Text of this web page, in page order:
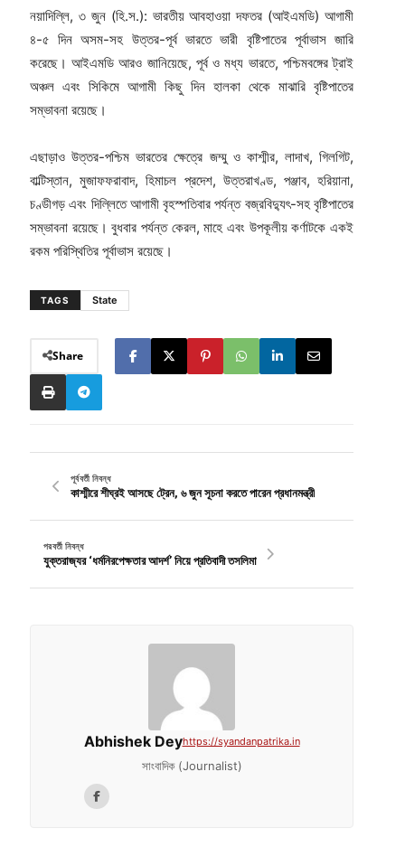
নয়াদিল্লি, ৩ জুন (হি.স.): ভারতীয় আবহাওয়া দফতর (আইএমডি) আগামী
৪-৫ দিন অসম-সহ উত্তর-পূর্ব ভারতে ভারী বৃষ্টিপাতের পূর্বাভাস জারি
করেছে। আইএমডি আরও জানিয়েছে, পূর্ব ও মধ্য ভারতে, পশ্চিমবঙ্গের ট্রাই
অঞ্চল এবং সিকিমে আগামী কিছু দিন হালকা থেকে মাঝারি বৃষ্টিপাতের
সম্ভাবনা রয়েছে।
এছাড়াও উত্তর-পশ্চিম ভারতের ক্ষেত্রে জম্মু ও কাশ্মীর, লাদাখ, গিলগিট,
বাল্টিস্তান, মুজাফফরাবাদ, হিমাচল প্রদেশ, উত্তরাখণ্ড, পঞ্জাব, হরিয়ানা,
চণ্ডীগড় এবং দিল্লিতে আগামী বৃহস্পতিবার পর্যন্ত বজ্রবিদ্যুৎ-সহ বৃষ্টিপাতের
সম্ভাবনা রয়েছে। বুধবার পর্যন্ত কেরল, মাহে এবং উপকূলীয় কর্ণাটকে একই
রকম পরিস্থিতির পূর্বাভাস রয়েছে।
TAGS State
Share
পূর্ববর্তী নিবন্ধ
কাশ্মীরে শীঘ্রই আসছে ট্রেন, ৬ জুন সূচনা করতে পারেন প্রধানমন্ত্রী
পরবর্তী নিবন্ধ
যুক্তরাজ্যর ‘ধর্মনিরপেক্ষতার আদর্শ’ নিয়ে প্রতিবাদী তসলিমা
Abhishek Deyhttps://syandanpatrika.in
সাংবাদিক (Journalist)